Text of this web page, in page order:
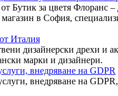
Бутик за цветя Флоранс –
в София,
Италия
дизайнерски дрехи и
марки и дизайнери.
внедряване на GDPR
внедряване на